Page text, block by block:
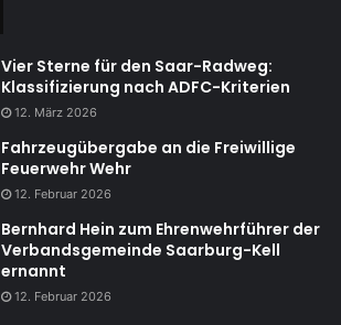
Vier Sterne für den Saar-Radweg:
Klassifizierung nach ADFC-Kriterien
12. März 2026
Fahrzeugübergabe an die Freiwillige
Feuerwehr Wehr
12. Februar 2026
Bernhard Hein zum Ehrenwehrführer der
Verbandsgemeinde Saarburg-Kell
ernannt
12. Februar 2026